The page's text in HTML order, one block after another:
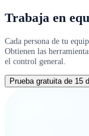
Trabaja en
Cada persona de tu
Obtienen las
el control general.
Prueba gratuita de 15